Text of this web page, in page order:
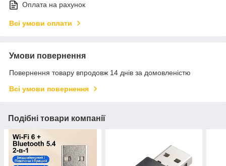
Оплата на рахунок
Всі умови оплати
Умови повернення
Повернення товару впродовж 14 днів за домовленістю
Всі умови повернення
Подібні товари компанії